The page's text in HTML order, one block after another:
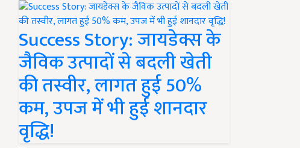
Success Story: जायडेक्स के
जैविक उत्पादों से बदली खेती
की तस्वीर, लागत हुई 50%
कम, उपज में भी हुई शानदार
वृद्धि!